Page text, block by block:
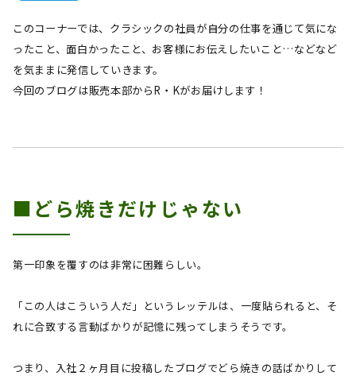
このコーナーでは、クラシックの社員が自分の仕事を通じて気にな
ったこと、面白かったこと、お客様にお伝えしたいこと…などなど
を気ままに発信していきます。
今回のブログは販売本部からR・Kがお届けします！
■どら焼きだけじゃない
第一印象を覆すのは非常に困難らしい。
「この人はこういう人だ」というレッテルは、一度貼られると、そ
れに合致する言動ばかりが記憶に残ってしまうそうです。
つまり、入社２ヶ月目に投稿したブログでどら焼きの話ばかりして